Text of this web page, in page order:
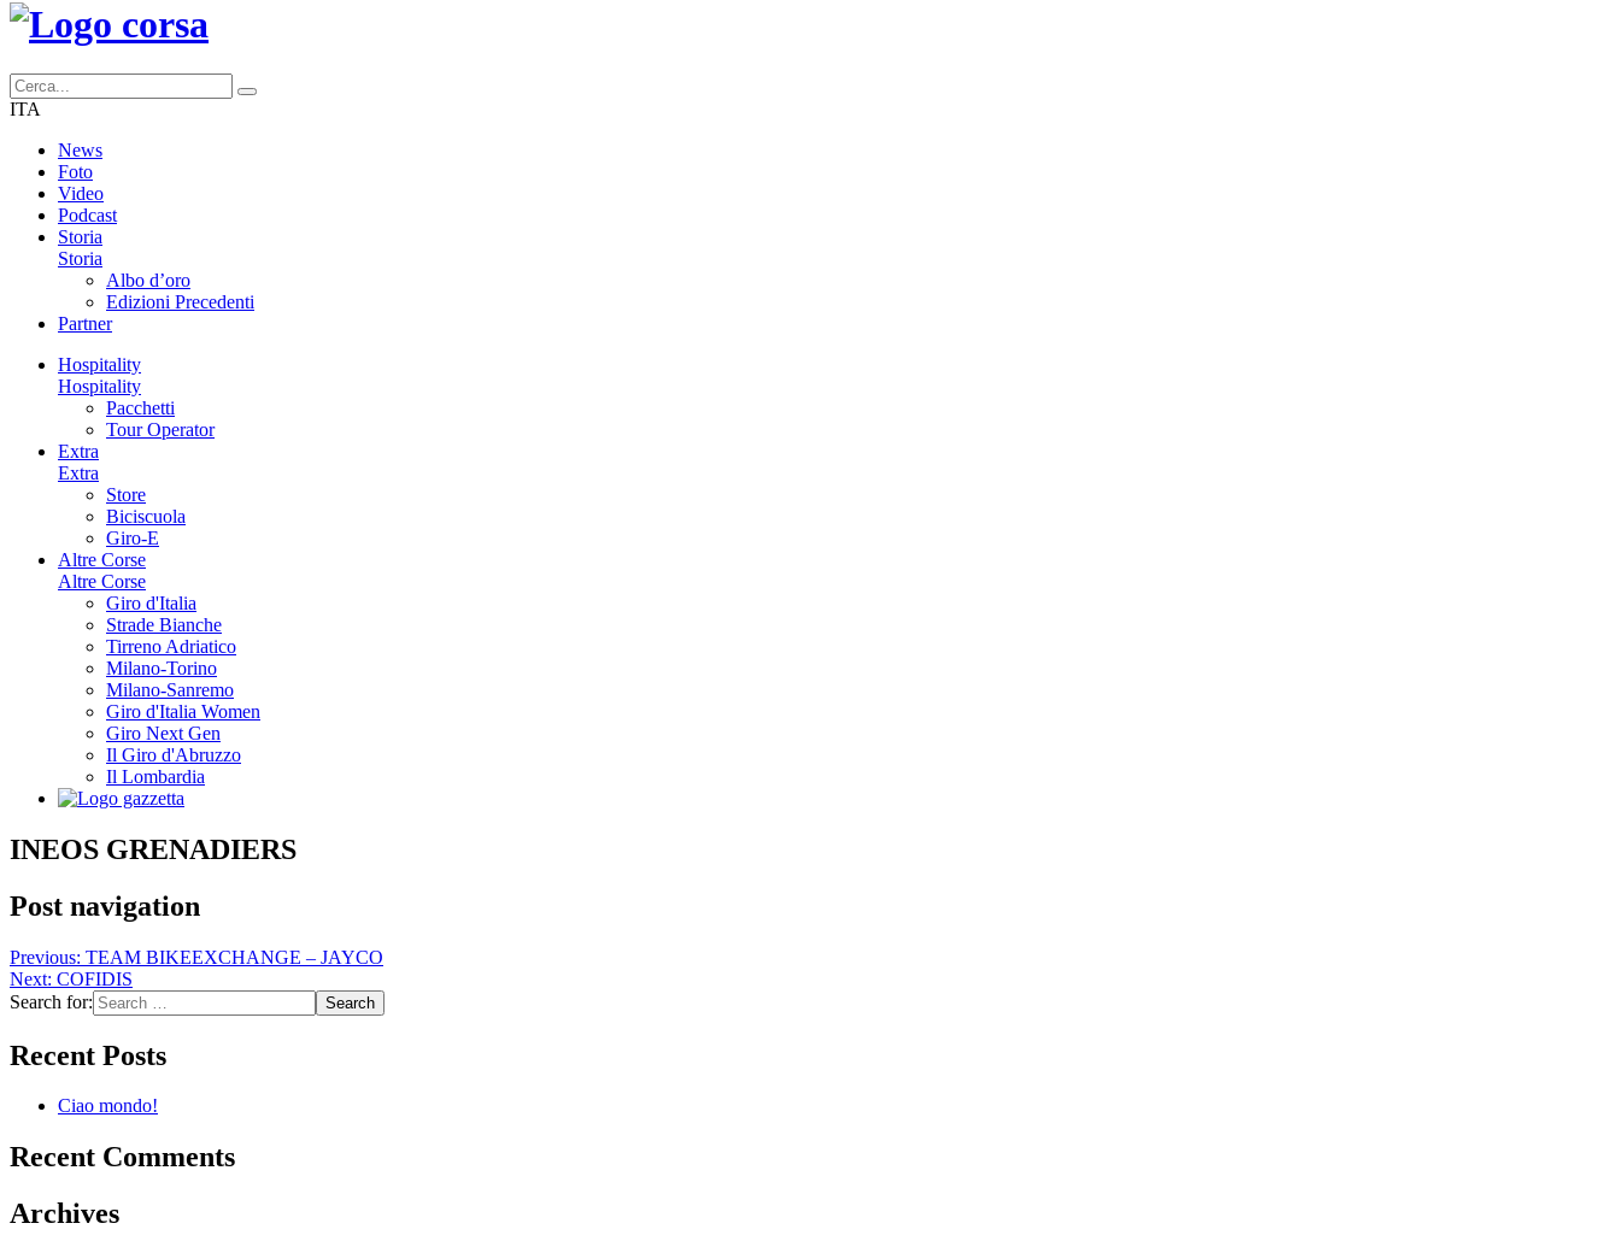
ITA
News
Foto
Video
Podcast
Storia
Storia
Albo d’oro
Edizioni Precedenti
Partner
Hospitality
Hospitality
Pacchetti
Tour Operator
Extra
Extra
Store
Biciscuola
Giro-E
Altre Corse
Altre Corse
Giro d'Italia
Strade Bianche
Tirreno Adriatico
Milano-Torino
Milano-Sanremo
Giro d'Italia Women
Giro Next Gen
Il Giro d'Abruzzo
Il Lombardia
INEOS GRENADIERS
Post navigation
Previous: TEAM BIKEEXCHANGE – JAYCO
Next: COFIDIS
Search for:
Recent Posts
Ciao mondo!
Recent Comments
Archives